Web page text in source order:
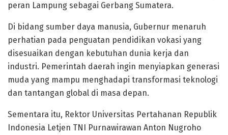
peran Lampung sebagai Gerbang Sumatera.
Di bidang sumber daya manusia, Gubernur menaruh
perhatian pada penguatan pendidikan vokasi yang
disesuaikan dengan kebutuhan dunia kerja dan
industri. Pemerintah daerah ingin menyiapkan generasi
muda yang mampu menghadapi transformasi teknologi
dan tantangan global di masa depan.
Sementara itu, Rektor Universitas Pertahanan Republik
Indonesia Letjen TNI Purnawirawan Anton Nugroho